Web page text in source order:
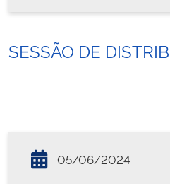
SESSÃO DE
05/06/2024